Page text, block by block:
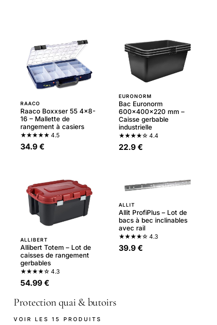
RAACO
Raaco Boxxser 55 4x8-
16 – Mallette de
rangement à casiers
★★★★★ 4.5
34.9 €
EURONORM
Bac Euronorm
600x400x220 mm –
Caisse gerbable
industrielle
★★★★☆ 4.4
22.9 €
ALLIBERT
Allibert Totem – Lot de
caisses de rangement
gerbables
★★★★☆ 4.3
54.99 €
ALLIT
Allit ProfiPlus – Lot de
bacs à bec inclinables
avec rail
★★★★☆ 4.3
39.9 €
Protection quai & butoirs
VOIR LES 15 PRODUITS